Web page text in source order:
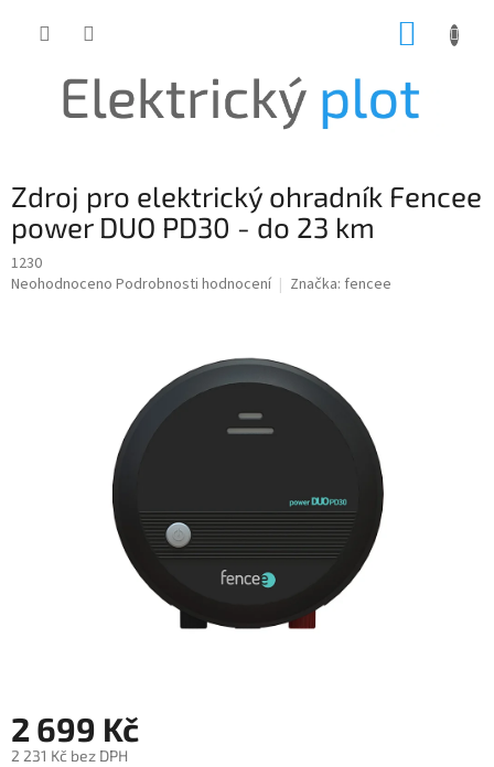
Zdroj pro elektrický ohradník Fencee
power DUO PD30 - do 23 km
1230
Průměrné
Neohodnoceno Podrobnosti hodnocení Značka: fencee
2 699 Kč
2 231 Kč bez DPH